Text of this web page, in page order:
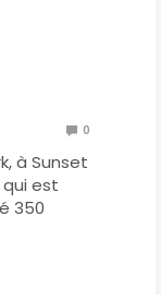
0
à Sunset
est
350